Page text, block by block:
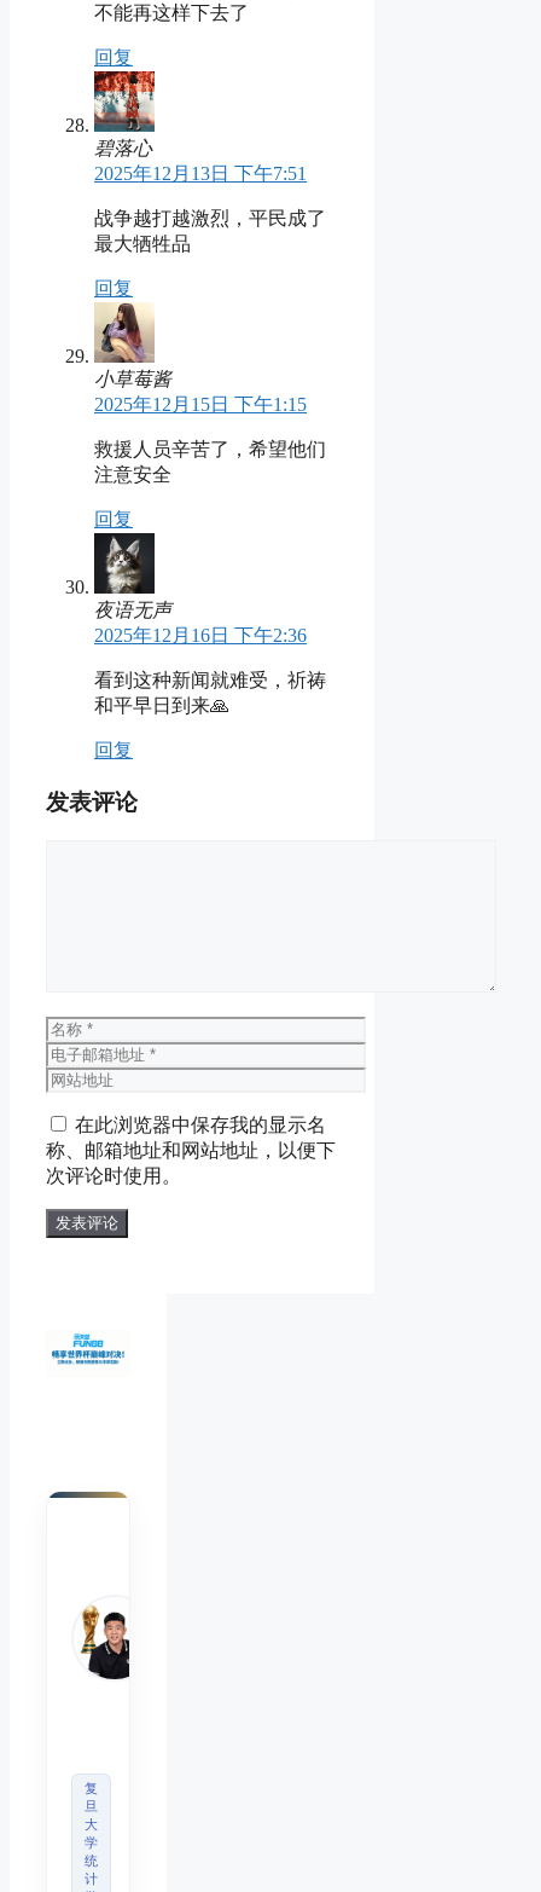
不能再这样下去了
回复
碧落心
2025年12月13日 下午7:51
战争越打越激烈，平民成了
最大牺牲品
回复
小草莓酱
2025年12月15日 下午1:15
救援人员辛苦了，希望他们
注意安全
回复
夜语无声
2025年12月16日 下午2:36
看到这种新闻就难受，祈祷
和平早日到来🙏
回复
发表评论
名
称
电
子
箱
地
址
网
地
址
在此浏览器中保存我的显示名
称、邮箱地址和网站地址，以便下
次评论时使用。
复
旦
大
学
统
计